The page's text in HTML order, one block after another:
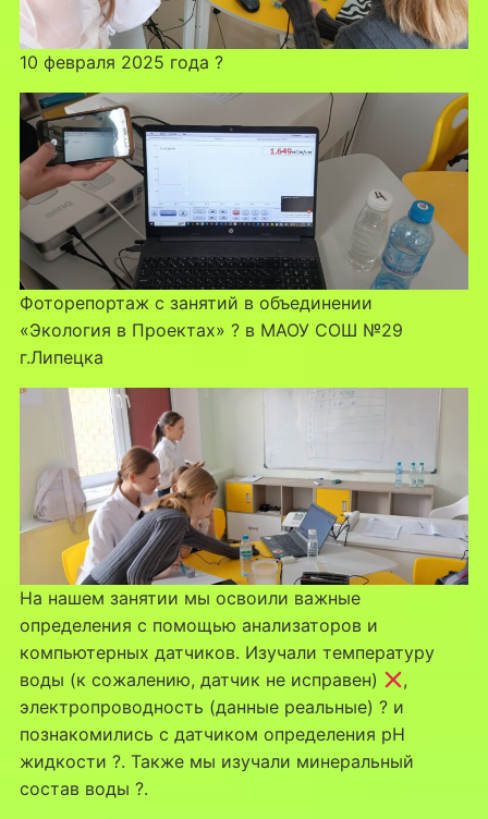
10 февраля 2025 года ?
Фоторепортаж с занятий в объединении
«Экология в Проектах» ? в МАОУ СОШ №29
г.Липецка
На нашем занятии мы освоили важные
определения с помощью анализаторов и
компьютерных датчиков. Изучали температуру
воды (к сожалению, датчик не исправен)
,
электропроводность (данные реальные) ? и
познакомились с датчиком определения pH
жидкости ?. Также мы изучали минеральный
состав воды ?.